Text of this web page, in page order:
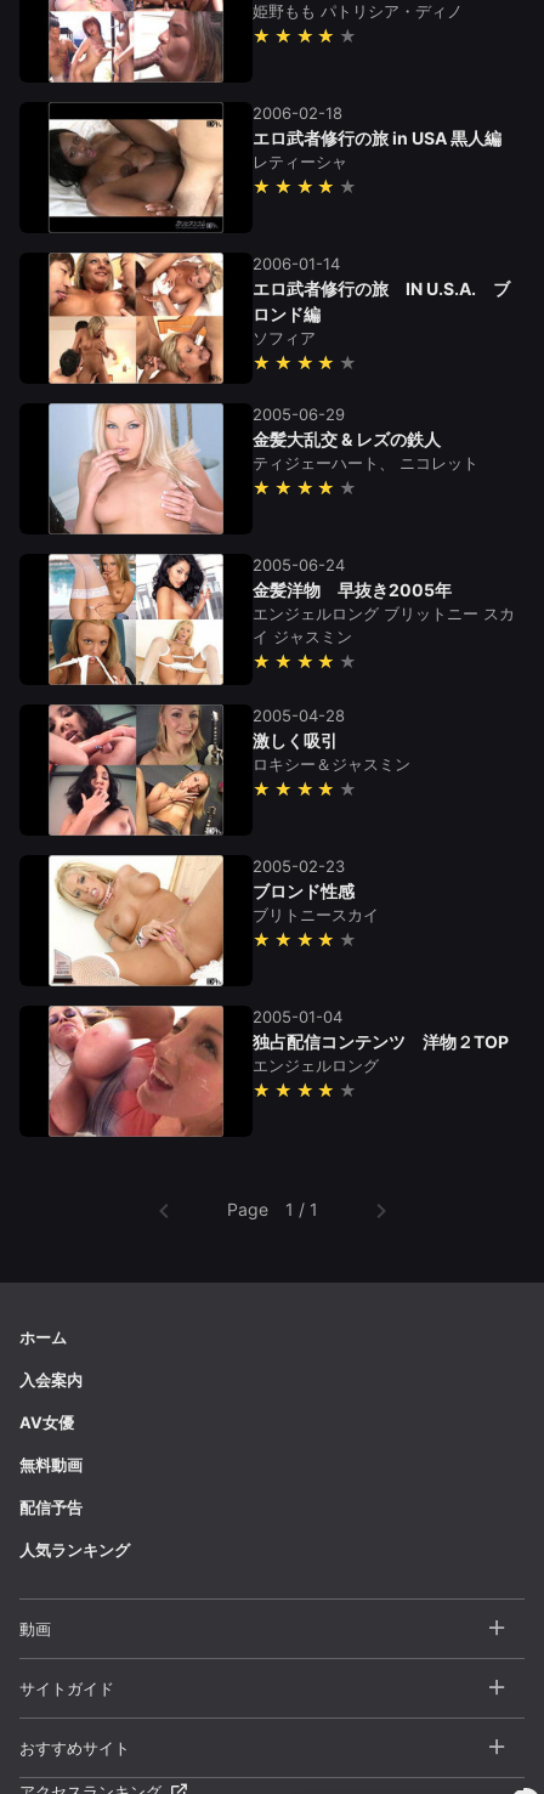
姫野もも パトリシア・ディノ
★★★★
2006-02-18
エロ武者修行の旅 in USA 黒人編
レティーシャ
★★★★
2006-01-14
エロ武者修行の旅 IN U.S.A. ブ
ロンド編
ソフィア
★★★★
2005-06-29
金髪大乱交 & レズの鉄人
ティジェーハート、 ニコレット
★★★★
2005-06-24
金髪洋物 早抜き2005年
エンジェルロング ブリットニー スカ
イ ジャスミン
★★★★
2005-04-28
激しく吸引
ロキシー＆ジャスミン
★★★★
2005-02-23
ブロンド性感
ブリトニースカイ
★★★★
2005-01-04
独占配信コンテンツ 洋物２TOP
エンジェルロング
★★★★
Page 1 / 1
ホーム
入会案内
AV女優
無料動画
配信予告
人気ランキング
動画
全動画一覧
カテゴリー
シリーズ
サイトガイド
よくある質問 / FAQ
お問い合わせ
おすすめサイト